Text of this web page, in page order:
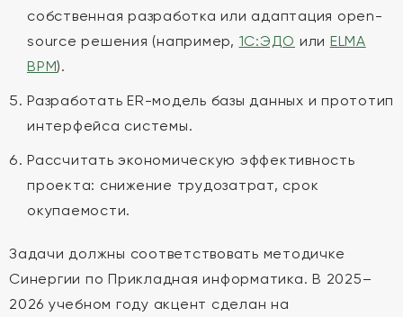
собственная разработка или адаптация open-
source решения (например, 1С:ЭДО или ELMA
BPM).
Разработать ER-модель базы данных и прототип
интерфейса системы.
Рассчитать экономическую эффективность
проекта: снижение трудозатрат, срок
окупаемости.
Задачи должны соответствовать методичке
Синергии по Прикладная информатика. В 2025–
2026 учебном году акцент сделан на